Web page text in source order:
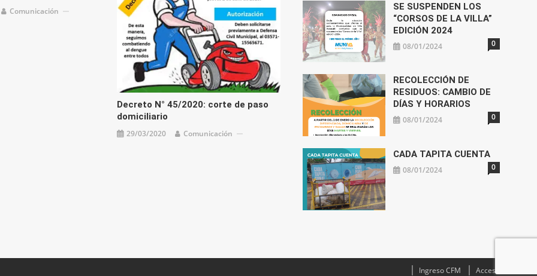
Comunicación
Decreto N° 45/2020: corte de paso
domiciliario
29/03/2020 Comunicación
SE SUSPENDEN LOS
“CORSOS DE LA VILLA”
EDICIÓN 2024
08/01/2024 0
RECOLECCIÓN DE
RESIDUOS: CAMBIO DE
DÍAS Y HORARIOS
08/01/2024 0
CADA TAPITA CUENTA
08/01/2024 0
Ingreso CFM Acceso